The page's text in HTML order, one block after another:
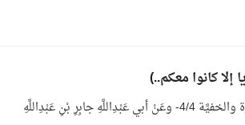
1- باب الإِخلاصِ وإحضار النيَّة في جميع الأعمال والأقوال والأحوال البارزة والخفيَّة 4/4- وعَنْ أبي عَبْدِاللَّهِ جابِرِ بْنِ عَبْدِاللَّهِ